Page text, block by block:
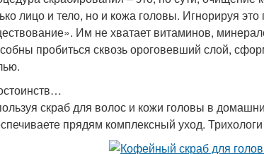
лицо и тело, но и кожа головы. Игнорируя
Им не хватает витаминов,
пробиться сквозь ороговевший слой,
скраб для волос и кожи головы в
прядям комплексный уход.